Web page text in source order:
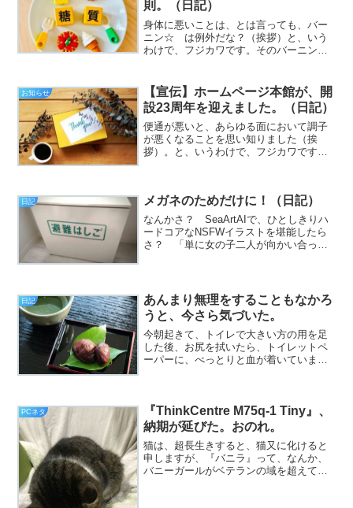
則。（日記）
身体に悪いことは、とは言っても、バー
ニン☆ は例外だな？（挨拶）と、いう
わけで、フジカワです。そのバーニン
る木曜日、皆様いかがお過ごしでしょう
か。今日のエントリは、「身...
お知らせ
【宣伝】ホームページ本館が、開
設23周年を迎えました。（日記）
便通が悪いと、あらゆる面において調子
が悪くなることを思い知りました（挨
拶）。と、いうわけで、フジカワです。
か。さて。密室であるにも関...
日記 メガネのためだけに！（日記）
なんかさ？ SeaArtAIで、ひとしきりハ
ードコアなNSFWイラストを堪能したら
さ？ 「単に女の子二人が向かい合って
地道なポイ活が実り...
日記
あんまり無理をすることもなかろ
うと、今さら気づいた。
今朝起きて、トイレで大きい方の用を足
した後、お尻を拭いたら、トイレットペ
ーパーに、べっとりと血が着いていまし
しょうか。2日前に衝動買...
PCネタ
『ThinkCentre M75q-1 Tiny』、
納期が延びた。おのれ。
猫は、超長生きすると、猫又に化けると
申しますが、『バニラ』って、なんか、
バニーガールがベテランの域を超えて悟